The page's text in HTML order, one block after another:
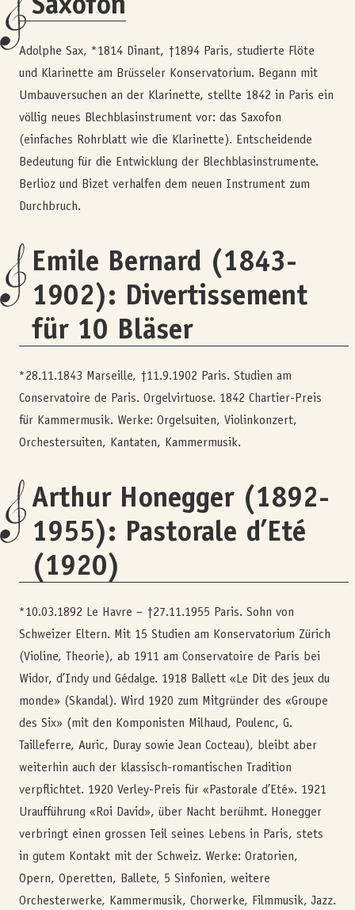
Adolphe Sax, *1814 Dinant, †1894 Paris, studierte Flöte
und Klarinette am Brüsseler Konservatorium. Begann mit
Umbauversuchen an der Klarinette, stellte 1842 in Paris ein
völlig neues Blechblasinstrument vor: das Saxofon
(einfaches Rohrblatt wie die Klarinette). Entscheidende
Bedeutung für die Entwicklung der Blechblasinstrumente.
Berlioz und Bizet verhalfen dem neuen Instrument zum
Durchbruch.
Emile Bernard (1843-
1902): Divertissement
für 10 Bläser
*28.11.1843 Marseille, †11.9.1902 Paris. Studien am
Conservatoire de Paris. Orgelvirtuose. 1842 Chartier-Preis
für Kammermusik. Werke: Orgelsuiten, Violinkonzert,
Orchestersuiten, Kantaten, Kammermusik.
Arthur Honegger (1892-
1955): Pastorale d’Eté
(1920)
*10.03.1892 Le Havre – †27.11.1955 Paris. Sohn von
Schweizer Eltern. Mit 15 Studien am Konservatorium Zürich
(Violine, Theorie), ab 1911 am Conservatoire de Paris bei
Widor, d’Indy und Gédalge. 1918 Ballett «Le Dit des jeux du
monde» (Skandal). Wird 1920 zum Mitgründer des «Groupe
des Six» (mit den Komponisten Milhaud, Poulenc, G.
Tailleferre, Auric, Duray sowie Jean Cocteau), bleibt aber
weiterhin auch der klassisch-romantischen Tradition
verpflichtet. 1920 Verley-Preis für «Pastorale d’Eté». 1921
Uraufführung «Roi David», über Nacht berühmt. Honegger
verbringt einen grossen Teil seines Lebens in Paris, stets
in gutem Kontakt mit der Schweiz. Werke: Oratorien,
Opern, Operetten, Ballete, 5 Sinfonien, weitere
Orchesterwerke, Kammermusik, Chorwerke, Filmmusik, Jazz.